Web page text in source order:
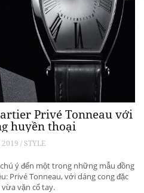
Privé Tonneau với
huyền thoại
/ STYLE
ý đến một trong những mẫu đồng
Privé Tonneau, với dáng cong đặc
vặn cổ tay.